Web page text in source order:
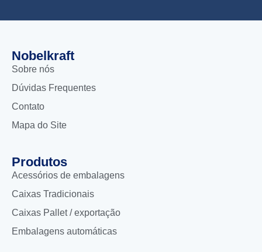
Nobelkraft
Sobre nós
Dúvidas Frequentes
Contato
Mapa do Site
Produtos
Acessórios de embalagens
Caixas Tradicionais
Caixas Pallet / exportação
Embalagens automáticas